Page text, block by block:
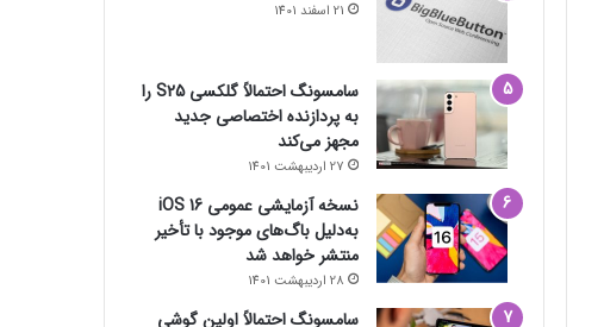
21 اسفند 1401
سامسونگ احتمالاً گلکسی S25 را
به پردازنده اختصاصی جدید
مجهز می‌کند
27 اردیبهشت 1401
نسخه آزمایشی عمومی iOS 16
به‌دلیل باگ‌های موجود با تأخیر
منتشر خواهد شد
28 اردیبهشت 1401
سامسونگ احتمالاً اولین گوشی